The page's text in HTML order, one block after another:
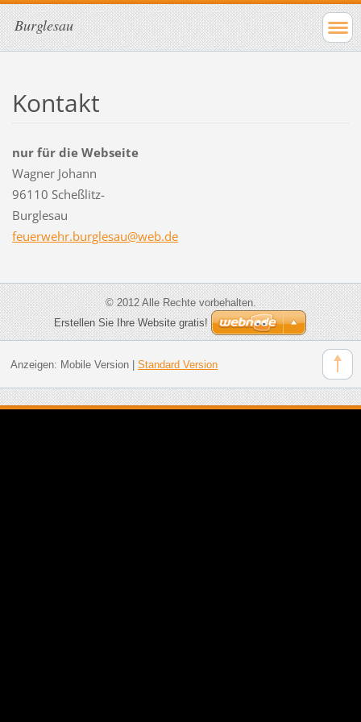
Burglesau
Kontakt
nur für die Webseite
Wagner Johann
96110 Scheßlitz-
Burglesau
feuerwehr.burglesau@web.de
© 2012 Alle Rechte vorbehalten.
Erstellen Sie Ihre Website gratis!
Anzeigen: Mobile Version| Standard Version